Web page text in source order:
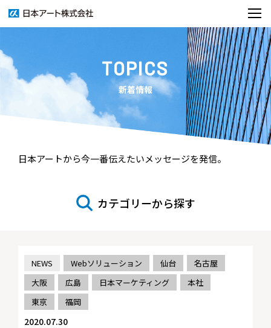
TOPICS
新着情報
日本アートから今一番伝えたいメッセージを発信。
カテゴリーから探す
NEWS Webソリューション 仙台
名古屋
大阪
広島 日本マーケティング
本社
東京
福岡
2020.07.30